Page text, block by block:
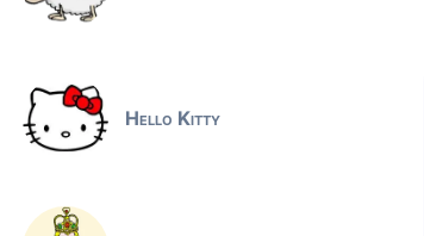
Hello Kitty